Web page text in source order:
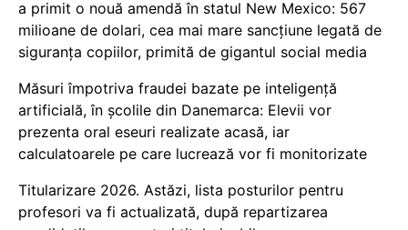
a primit o nouă amendă în statul New Mexico: 567
milioane de dolari, cea mai mare sancțiune legată de
siguranța copiilor, primită de gigantul social media
Măsuri împotriva fraudei bazate pe inteligență
artificială, în școlile din Danemarca: Elevii vor
prezenta oral eseuri realizate acasă, iar
calculatoarele pe care lucrează vor fi monitorizate
Titularizare 2026. Astăzi, lista posturilor pentru
profesori va fi actualizată, după repartizarea